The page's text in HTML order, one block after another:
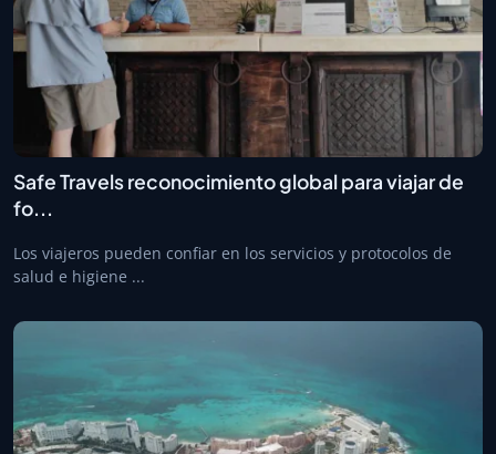
Safe Travels reconocimiento global para viajar de
fo...
Los viajeros pueden confiar en los servicios y protocolos de
salud e higiene ...